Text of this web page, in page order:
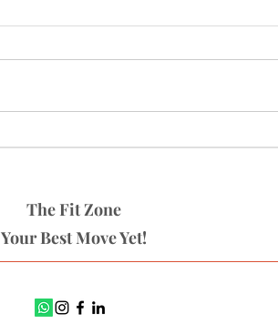
The Fit Zone
Your Best Move Yet!